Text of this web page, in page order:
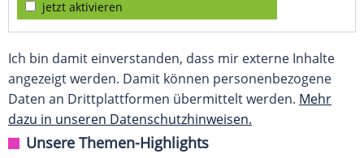
jetzt aktivieren
Ich bin damit einverstanden, dass mir externe Inhalte
angezeigt werden. Damit können personenbezogene
Daten an Drittplattformen übermittelt werden. Mehr
dazu in unseren Datenschutzhinweisen.
Unsere Themen-Highlights